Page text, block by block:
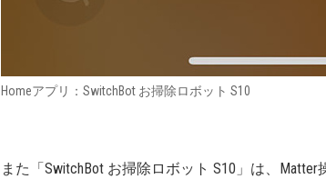
Homeアプリ：SwitchBot お掃除ロボット S10
また「SwitchBot お掃除ロボット S10」は、